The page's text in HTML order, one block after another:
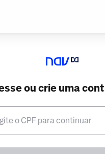
ou crie uma
o CPF para continuar